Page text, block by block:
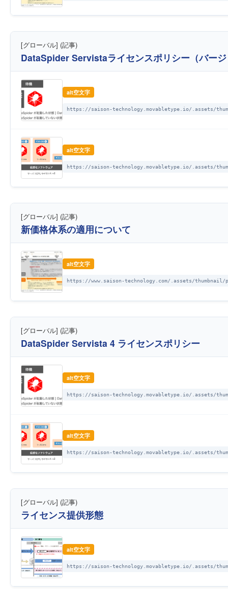
[グローバル] (記事)
DataSpider Servistaライセンスポリシー（バー
alt空文字
https://saison-technology.movabletype.io/.assets/
alt空文字
https://saison-technology.movabletype.io/.assets/
[グローバル] (記事)
新価格体系の適用について
alt空文字
https://www.saison-technology.com/.assets/
[グローバル] (記事)
DataSpider Servista 4 ライセンスポリシー
alt空文字
https://saison-technology.movabletype.io/.assets/
alt空文字
https://saison-technology.movabletype.io/.assets/
[グローバル] (記事)
ライセンス提供形態
alt空文字
https://saison-technology.movabletype.io/.assets/